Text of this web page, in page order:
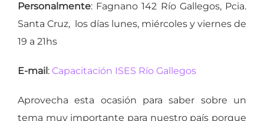
Personalmente: Fagnano 142 Río Gallegos, Pcia.
Santa Cruz, los días lunes, miércoles y viernes de
19 a 21hs
E-mail: Capacitación ISES Río Gallegos
Aprovecha esta ocasión para saber sobre un
tema muy importante para nuestro país porque